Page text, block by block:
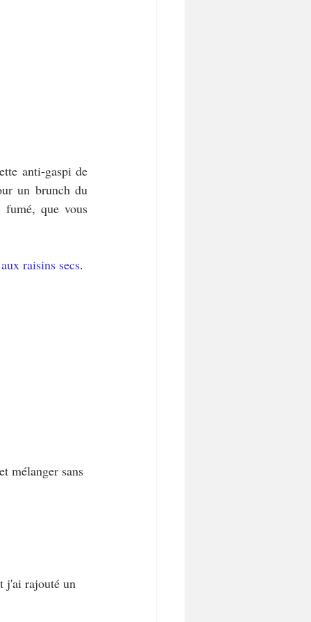
anti-gaspi de
un brunch du
que vous
raisins secs.
mélanger sans
j'ai rajouté un